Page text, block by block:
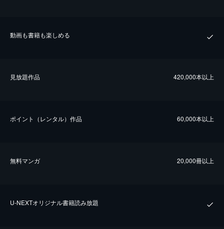
動画も書籍も楽しめる
⾒放題作品 420,000本以上
ポイント（レンタル）作品 60,000本以上
無料マンガ 20,000冊以上
U-NEXTオリジナル書籍読み放題